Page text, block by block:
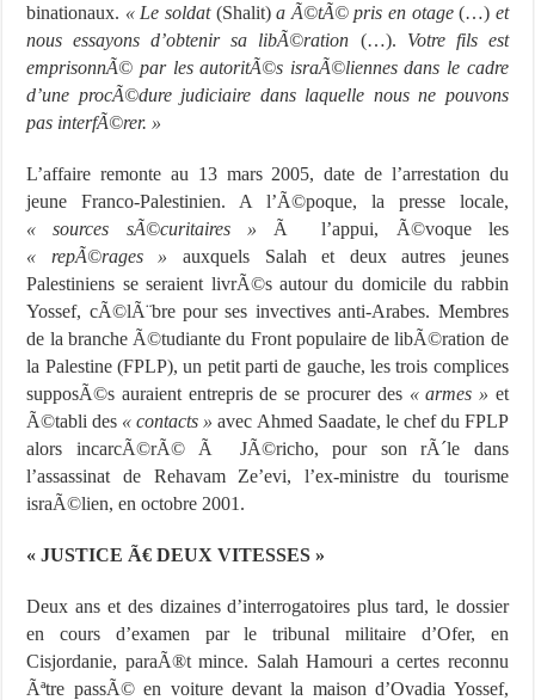
binationaux. « Le soldat(Shalit)a Ã©tÃ© pris en otage(…) et
nous essayons d’obtenir sa libÃ©ration (…). Votre fils est
emprisonnÃ© par les autoritÃ©s israÃ©liennes dans le cadre
d’une procÃ©dure judiciaire dans laquelle nous ne pouvons
pas interfÃ©rer. »
L’affaire remonte au 13 mars 2005, date de l’arrestation du
jeune Franco-Palestinien. A l’Ã©poque, la presse locale,
« sources sÃ©curitaires » Ã l’appui, Ã©voque les
« repÃ©rages » auxquels Salah et deux autres jeunes
Palestiniens se seraient livrÃ©s autour du domicile du rabbin
Yossef, cÃ©lÃ¨bre pour ses invectives anti-Arabes. Membres
de la branche Ã©tudiante du Front populaire de libÃ©ration de
la Palestine (FPLP), un petit parti de gauche, les trois complices
supposÃ©s auraient entrepris de se procurer des « armes » et
Ã©tabli des « contacts » avec Ahmed Saadate, le chef du FPLP
alors incarcÃ©rÃ© Ã JÃ©richo, pour son rÃ´le dans
l’assassinat de Rehavam Ze’evi, l’ex-ministre du tourisme
israÃ©lien, en octobre 2001.
« JUSTICE Ã€ DEUX VITESSES »
Deux ans et des dizaines d’interrogatoires plus tard, le dossier
en cours d’examen par le tribunal militaire d’Ofer, en
Cisjordanie, paraÃ®t mince. Salah Hamouri a certes reconnu
Ãªtre passÃ© en voiture devant la maison d’Ovadia Yossef,